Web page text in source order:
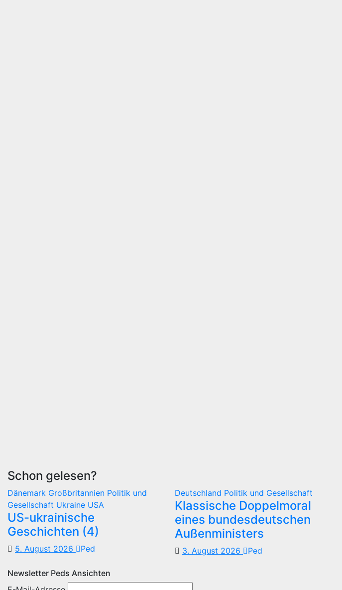
Schon gelesen?
Dänemark Großbritannien Politik und
Gesellschaft Ukraine USA
US-ukrainische
Geschichten (4)
5. August 2026 Ped
Deutschland Politik und Gesellschaft
Klassische Doppelmoral
eines bundesdeutschen
Außenministers
3. August 2026 Ped
Newsletter Peds Ansichten